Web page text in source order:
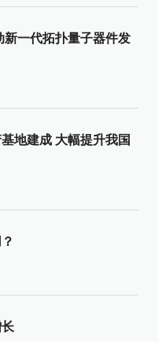
一代拓扑量子器件发
地建成 大幅提升我国